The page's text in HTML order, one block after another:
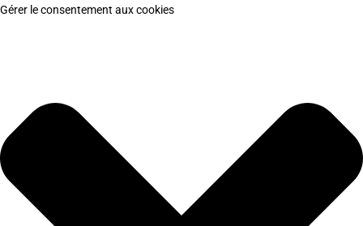
Gérer le consentement aux cookies